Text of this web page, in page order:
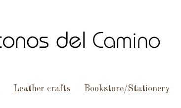
Leather crafts Bookstore/Stationery